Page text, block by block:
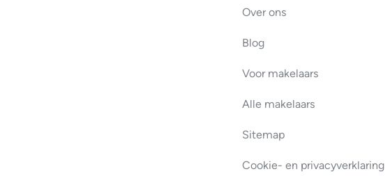
Over ons
Blog
Voor makelaars
Alle makelaars
Sitemap
Cookie- en privacyverklaring